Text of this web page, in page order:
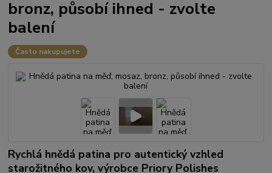
bronz, působí ihned - zvolte
balení
Často nakupujete
Rychlá hnědá patina pro autentický vzhled
starožitného kov, výrobce Priory Polishes